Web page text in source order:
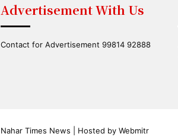
Advertisement With Us
Contact for Advertisement 99814 92888
Nahar Times News | Hosted by Webmitr